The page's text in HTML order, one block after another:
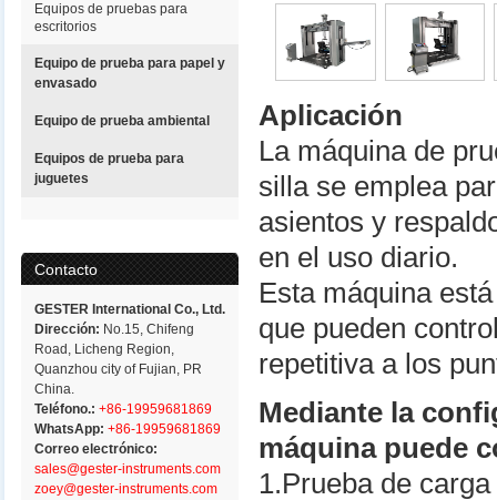
Equipos de pruebas para
escritorios
Equipo de prueba para papel y
envasado
Equipo de prueba ambiental
Equipos de prueba para
juguetes
Contacto
GESTER International Co., Ltd.
Dirección: No.15, Chifeng
Road, Licheng Region,
Quanzhou city of Fujian, PR
China.
Teléfono.: +86-19959681869
WhatsApp: +86-19959681869
Correo electrónico:
sales@gester-instruments.com
zoey@gester-instruments.com
Aplicación
La máquina de
silla se emplea
asientos y
en el uso diario.
Esta máquina
que pueden
repetitiva a los
Mediante la
máquina puede
1.Prueba de